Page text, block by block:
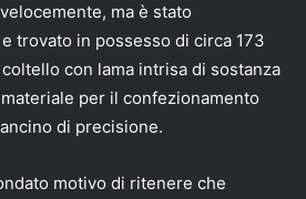
ma è stato
trovato in possesso di circa 173
con lama intrisa di sostanza
per il confezionamento
di precisione.
motivo di ritenere che